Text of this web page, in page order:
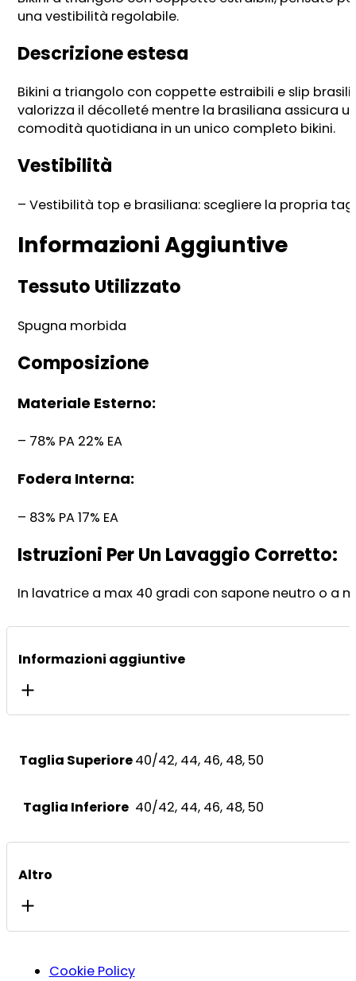
una vestibilità regolabile.
Descrizione estesa
Bikini a triangolo con coppette estraibili e slip
valorizza il décolleté mentre la brasiliana assicura
comodità quotidiana in un unico completo bikini.
Vestibilità
– Vestibilità top e brasiliana: scegliere la propria
Informazioni Aggiuntive
Tessuto Utilizzato
Spugna morbida
Composizione
Materiale Esterno:
– 78% PA 22% EA
Fodera Interna:
– 83% PA 17% EA
Istruzioni Per Un Lavaggio Corretto:
In lavatrice a max 40 gradi con sapone neutro o a
Informazioni aggiuntive
Taglia Superiore40/42, 44, 46, 48, 50
Taglia Inferiore 40/42, 44, 46, 48, 50
Altro
Cookie Policy